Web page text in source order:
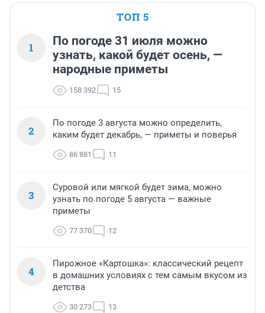
ТОП 5
1
По погоде 31 июля можно
узнать, какой будет осень, —
народные приметы
158 392 15
2
По погоде 3 августа можно определить,
каким будет декабрь, — приметы и поверья
86 881 11
3
Суровой или мягкой будет зима, можно
узнать по погоде 5 августа — важные
приметы
77 370 12
4
Пирожное «Картошка»: классический рецепт
в домашних условиях с тем самым вкусом из
детства
30 273 13